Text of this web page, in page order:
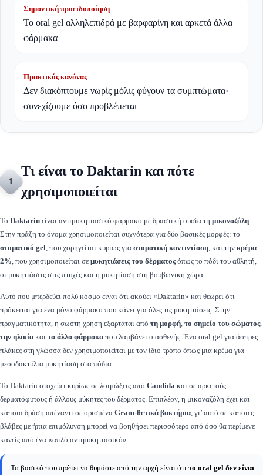
Σημαντική προειδοποίηση
Το oral gel αλληλεπιδρά με βαρφαρίνη και αρκετά άλλα
φάρμακα
Πρακτικός κανόνας
Δεν διακόπτουμε νωρίς μόλις φύγουν τα συμπτώματα·
συνεχίζουμε όσο προβλέπεται
1
Τι είναι το Daktarin και πότε
χρησιμοποιείται
Το Daktarin είναι αντιμυκητιασικό φάρμακο με δραστική ουσία τη μικοναζόλη.
Στην πράξη το όνομα χρησιμοποιείται συχνότερα για δύο βασικές μορφές: το
στοματικό gel, που χορηγείται κυρίως για στοματική καντιντίαση, και την κρέμα
2%, που χρησιμοποιείται σε μυκητιάσεις του δέρματοςόπως το πόδι του αθλητή,
οι μυκητιάσεις στις πτυχές και η μυκητίαση στη βουβωνική χώρα.
Αυτό που μπερδεύει πολύ κόσμο είναι ότι ακούει «Daktarin» και θεωρεί ότι
πρόκειται για ένα μόνο φάρμακο που κάνει για όλες τις μυκητιάσεις. Στην
πραγματικότητα, η σωστή χρήση εξαρτάται από τη μορφή, το σημείο του σώματος,
την ηλικία και τα άλλα φάρμακα που λαμβάνει ο ασθενής. Ένα oral gel για άσπρες
πλάκες στη γλώσσα δεν χρησιμοποιείται με τον ίδιο τρόπο όπως μια κρέμα για
μεσοδακτύλια μυκητίαση στα πόδια.
Το Daktarin στοχεύει κυρίως σε λοιμώξεις από Candida και σε αρκετούς
δερματόφυτους ή άλλους μύκητες του δέρματος. Επιπλέον, η μικοναζόλη έχει και
κάποια δράση απέναντι σε ορισμένα Gram-θετικά βακτήρια, γι’ αυτό σε κάποιες
βλάβες με ήπια επιμόλυνση μπορεί να βοηθήσει περισσότερο από όσο θα περίμενε
κανείς από ένα «απλό αντιμυκητιασικό».
Το βασικό που πρέπει να θυμάστε από την αρχή είναι ότι το oral gel δεν είναι